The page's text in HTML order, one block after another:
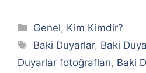
Kategoriler
Genel, Kim Kimdir?
Etiketler
Baki Duyarlar, Baki
Duyarlar fotoğrafları, Baki